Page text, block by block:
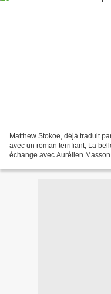
Matthew Stokoe, déjà traduit
avec un roman terrifiant, La
échange avec Aurélien